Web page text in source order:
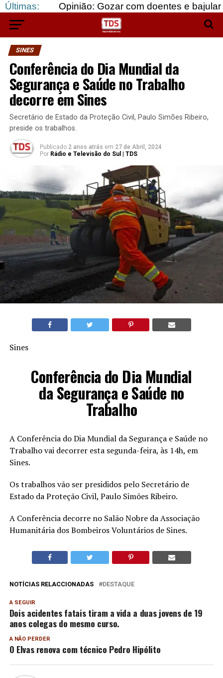
Últimas:
Opinião: Gozar com doentes e bajular os fortes…
SINES
Conferência do Dia Mundial da
Segurança e Saúde no Trabalho
decorre em Sines
Secretário de Estado da Proteção Civil, Paulo Simões Ribeiro,
preside os trabalhos.
Publicado 2 anos atrás em 27 de Abril, 2024
Por Rádio e Televisão do Sul | TDS
Sines
Conferência do Dia Mundial
da Segurança e Saúde no
Trabalho
A Conferência do Dia Mundial da Segurança e Saúde no
Trabalho vai decorrer esta segunda-feira, às 14h, em
Sines.
Os trabalhos vão ser presididos pelo Secretário de
Estado da Proteção Civil, Paulo Simões Ribeiro.
A Conferência decorre no Salão Nobre da Associação
Humanitária dos Bombeiros Voluntários de Sines.
NOTÍCIAS RELACCIONADAS DESTAQUE
A SEGUIR
Dois acidentes fatais tiram a vida a duas jovens de 19
anos colegas do mesmo curso.
A NÃO PERDER
O Elvas renova com técnico Pedro Hipólito